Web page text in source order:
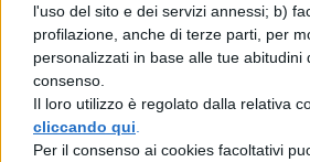
l'uso del sito e dei servizi annessi; b)
profilazione, anche di terze parti, per
personalizzati in base alle tue abitudini
consenso.
Il loro utilizzo è regolato dalla relativa
cliccando qui
Per il consenso ai cookies facoltativi
sarà pubblicata. Dichiari di avere preso visione e di
informativa privacy. Pubblicando questo commento dai il consenso affinché un cookie
TI POTREBBE